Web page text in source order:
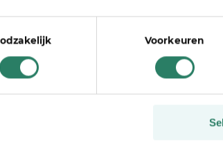
Voorkeuren
ineens door iedereen is omarmd in
en als app (met dan wat meer
met honderd personen. Uit te
je vergaderingen/webinars kunt